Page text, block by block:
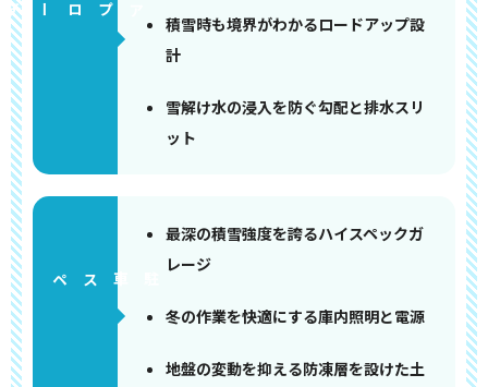
アプローチ
積雪時も境界がわかるロードアップ設
計
雪解け水の浸入を防ぐ勾配と排水スリ
ット
最深の積雪強度を誇るハイスペックガ
レージ
冬の作業を快適にする庫内照明と電源
地盤の変動を抑える防凍層を設けた土